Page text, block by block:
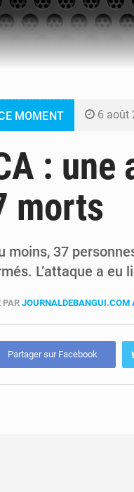
MOMENT 6 août
6 août
6 août
:
morts
moins, 37
L’attaque a eu
PAR JOURNALDEBANGUI.COM
Partager sur Facebook